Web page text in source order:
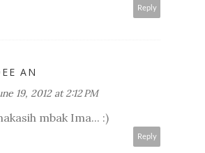
Reply
AN
19, 2012 at 2:12 PM
mbak Ima... :)
Reply